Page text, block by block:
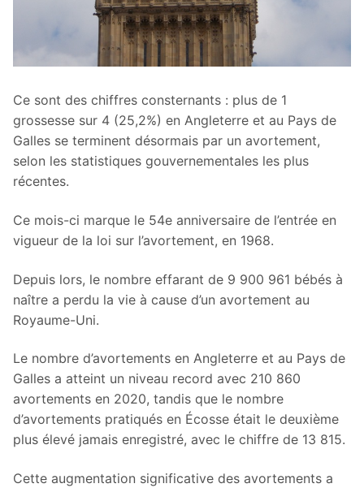
Ce sont des chiffres consternants : plus de 1
grossesse sur 4 (25,2%) en Angleterre et au Pays de
Galles se terminent désormais par un avortement,
selon les statistiques gouvernementales les plus
récentes.
Ce mois-ci marque le 54e anniversaire de l’entrée en
vigueur de la loi sur l’avortement, en 1968.
Depuis lors, le nombre effarant de 9 900 961 bébés à
naître a perdu la vie à cause d’un avortement au
Royaume-Uni.
Le nombre d’avortements en Angleterre et au Pays de
Galles a atteint un niveau record avec 210 860
avortements en 2020, tandis que le nombre
d’avortements pratiqués en Écosse était le deuxième
plus élevé jamais enregistré, avec le chiffre de 13 815.
Cette augmentation significative des avortements a